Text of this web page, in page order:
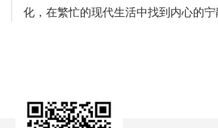
化，在繁忙的现代生活中找到内心的宁